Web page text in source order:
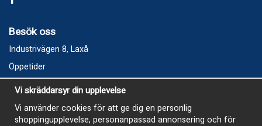
Besök oss
Industrivägen 8, Laxå
Öppetider
Vecka 32
Måndag kl 9-12, kl 13 - 15
Onsdag kl 9-12, kl 13 - 15
Vi skräddarsyr din upplevelse
Vi använder cookies för att ge dig en personlig
shoppingupplevelse, personanpassad annonsering och för